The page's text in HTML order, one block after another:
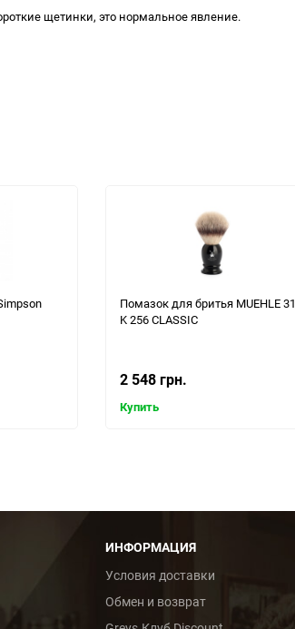
щетинки, это нормальное явление.
Помазок для бритья MUEHLE 31
K 256 CLASSIC
2 548 грн.
Купить
ИНФОРМАЦИЯ
Условия доставки
Обмен и возврат